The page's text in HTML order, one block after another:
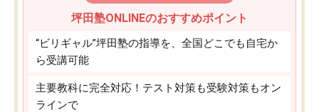
坪田塾ONLINEのおすすめポイント
“ビリギャル”坪田塾の指導を、全国どこでも自宅か
ら受講可能
主要教科に完全対応！テスト対策も受験対策もオン
ラインで